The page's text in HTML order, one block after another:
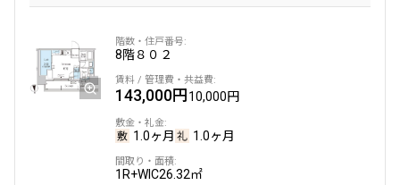
8階８０２
143,000円10,000円
1.0ヶ月 1.0ヶ月
1R+WIC26.32㎡